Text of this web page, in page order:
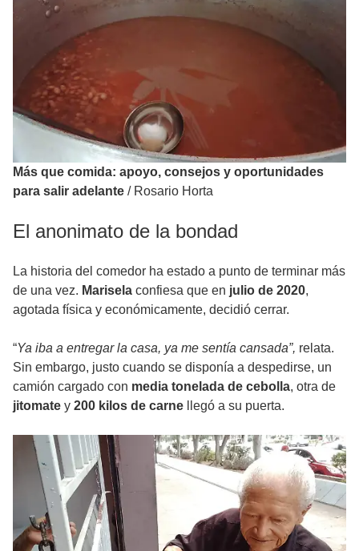
Más que comida: apoyo, consejos y oportunidades
para salir adelante / Rosario Horta
El anonimato de la bondad
La historia del comedor ha estado a punto de terminar más
de una vez. Marisela confiesa que en julio de 2020,
agotada física y económicamente, decidió cerrar.
“Ya iba a entregar la casa, ya me sentía cansada”, relata.
Sin embargo, justo cuando se disponía a despedirse, un
camión cargado con media tonelada de cebolla, otra de
jitomate y 200 kilos de carne llegó a su puerta.